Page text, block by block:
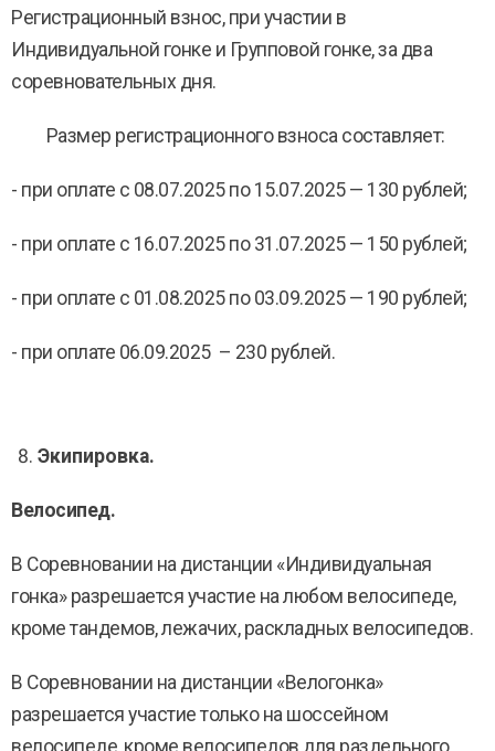
Регистрационный взнос, при участии в
Индивидуальной гонке и Групповой гонке, за два
соревновательных дня.
Размер регистрационного взноса составляет:
- при оплате с 08.07.2025 по 15.07.2025 — 130 рублей;
- при оплате с 16.07.2025 по 31.07.2025 — 150 рублей;
- при оплате с 01.08.2025 по 03.09.2025 — 190 рублей;
- при оплате 06.09.2025 – 230 рублей.
Экипировка.
Велосипед.
В Соревновании на дистанции «Индивидуальная
гонка» разрешается участие на любом велосипеде,
кроме тандемов, лежачих, раскладных велосипедов.
В Соревновании на дистанции «Велогонка»
разрешается участие только на шоссейном
велосипеде, кроме велосипедов для раздельного